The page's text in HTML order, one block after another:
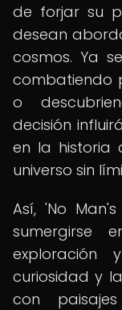
de forjar su
desean
cosmos. Ya
combatiendo
o
decisión
en la historia
universo sin
Así, 'No
sumergirse
exploración
curiosidad y
con paisajes